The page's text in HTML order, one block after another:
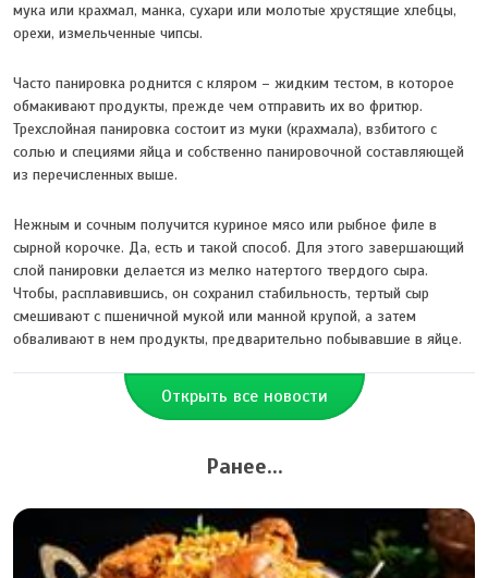
мука или крахмал, манка, сухари или молотые хрустящие хлебцы,
орехи, измельченные чипсы.
Часто панировка роднится с кляром – жидким тестом, в которое
обмакивают продукты, прежде чем отправить их во фритюр.
Трехслойная панировка состоит из муки (крахмала), взбитого с
солью и специями яйца и собственно панировочной составляющей
из перечисленных выше.
Нежным и сочным получится куриное мясо или рыбное филе в
сырной корочке. Да, есть и такой способ. Для этого завершающий
слой панировки делается из мелко натертого твердого сыра.
Чтобы, расплавившись, он сохранил стабильность, тертый сыр
смешивают с пшеничной мукой или манной крупой, а затем
обваливают в нем продукты, предварительно побывавшие в яйце.
Открыть все новости
Ранее...